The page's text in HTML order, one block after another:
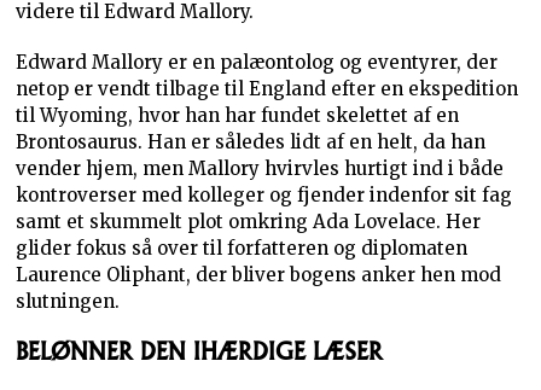
videre til Edward Mallory.
Edward Mallory er en palæontolog og eventyrer, der
netop er vendt tilbage til England efter en ekspedition
til Wyoming, hvor han har fundet skelettet af en
Brontosaurus. Han er således lidt af en helt, da han
vender hjem, men Mallory hvirvles hurtigt ind i både
kontroverser med kolleger og fjender indenfor sit fag
samt et skummelt plot omkring Ada Lovelace. Her
glider fokus så over til forfatteren og diplomaten
Laurence Oliphant, der bliver bogens anker hen mod
slutningen.
BELØNNER DEN IHÆRDIGE LÆSER